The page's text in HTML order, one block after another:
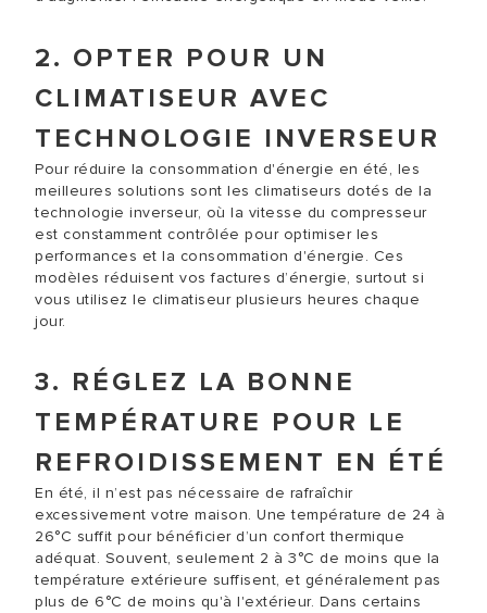
2. OPTER POUR UN
CLIMATISEUR AVEC
TECHNOLOGIE INVERSEUR
Pour réduire la consommation d'énergie en été, les
meilleures solutions sont les climatiseurs dotés de la
technologie inverseur, où la vitesse du compresseur
est constamment contrôlée pour optimiser les
performances et la consommation d'énergie. Ces
modèles réduisent vos factures d’énergie, surtout si
vous utilisez le climatiseur plusieurs heures chaque
jour.
3. RÉGLEZ LA BONNE
TEMPÉRATURE POUR LE
REFROIDISSEMENT EN ÉTÉ
En été, il n’est pas nécessaire de rafraîchir
excessivement votre maison. Une température de 24 à
26°C suffit pour bénéficier d’un confort thermique
adéquat. Souvent, seulement 2 à 3°C de moins que la
température extérieure suffisent, et généralement pas
plus de 6°C de moins qu'à l'extérieur. Dans certains